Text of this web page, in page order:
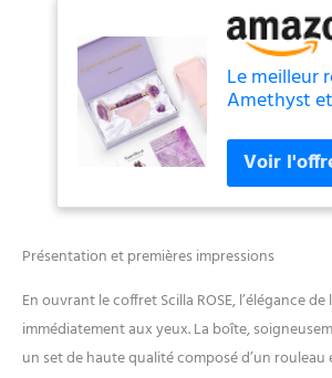
Le meilleur
Amethyst
beauté
rose 100%
authentique
visage
visage
Présentation et premières impressions
En ouvrant le coffret Scilla ROSE, l’élégance
immédiatement aux yeux. La boîte,
un set de haute qualité composé d’un rouleau